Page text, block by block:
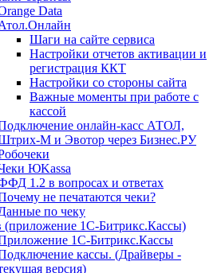
Data
Шаги на сайте сервиса
Настройки отчетов активации и
регистрация ККТ
Настройки со стороны сайта
Важные моменты при работе с
кассой
онлайн-касс АТОЛ,
М и Эвотор через Бизнес.РУ
ЮKassa
1.2 в вопросах и ответах
не печатаются чеки?
по чеку
(приложение 1С-Битрикс.Кассы)
1С-Битрикс.Кассы
кассы. (Драйверы -
версия)